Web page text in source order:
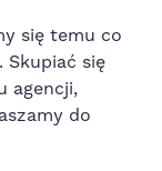
się temu co
Skupiać się
agencji,
do